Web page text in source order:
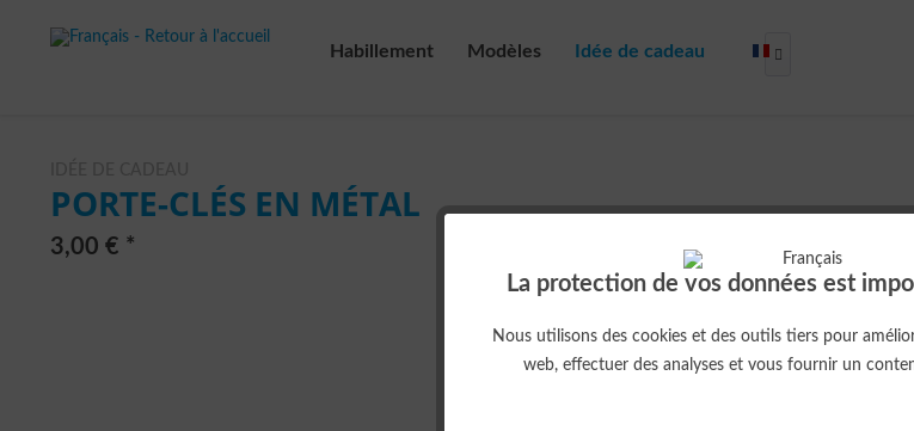
Habillement Modèles Idée de cadeau Français

La protection de vos données est
Nous utilisons des cookies et des outils tiers pour
web, effectuer des analyses et vous fournir un
PORTE-CLÉS EN MÉTAL
3,00 € *